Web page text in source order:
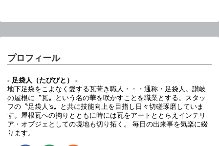
プロフィール
- 足袋人（たびびと） -
地下足袋をこよなく愛する瓦葺き職人・・・通称・足袋人。讃岐
の屋根に〝瓦〟という名の華を咲かすことを職業とする。スタッ
フの〝足袋人’s〟と共に技能向上を目指し日々切磋琢磨していま
す。屋根瓦への拘りとともに時には瓦をアートととらえインテリ
ア・オブジェとしての境地も切り拓く。 毎日の出来事を気楽に綴
ります。